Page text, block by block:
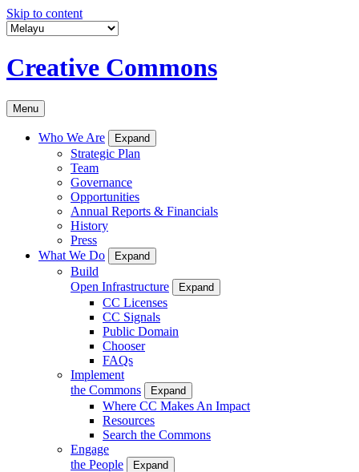
Skip to content
Creative Commons
Menu
Who We Are Expand
Strategic Plan
Team
Governance
Opportunities
Annual Reports & Financials
History
Press
What We Do
Expand
Build
Open Infrastructure
Expand
CC Licenses
CC Signals
Public Domain
Chooser
FAQs
Implement
the Commons
Expand
Where CC Makes An Impact
Resources
Search the Commons
Engage
the People
Expand